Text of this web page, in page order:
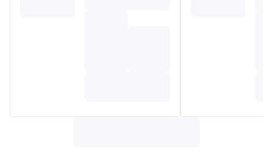
pisumsativum(pea)extract, tocopherol, parfum(fragrance),